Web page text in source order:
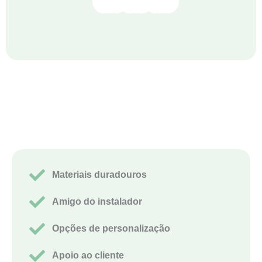
Materiais duradouros
Amigo do instalador
Opções de personalização
Apoio ao cliente